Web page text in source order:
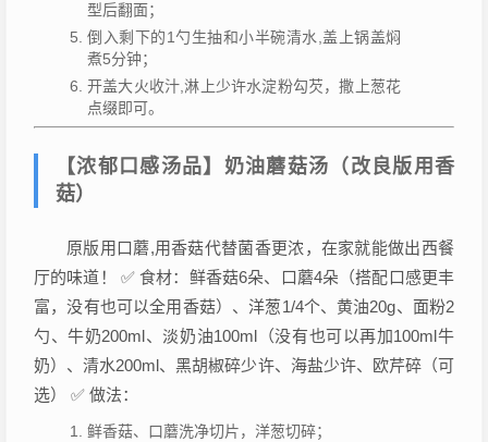
型后翻面；
倒入剩下的1勺生抽和小半碗清水,盖上锅盖焖
煮5分钟；
开盖大火收汁,淋上少许水淀粉勾芡，撒上葱花
点缀即可。
【浓郁口感汤品】奶油蘑菇汤（改良版用香
菇）
原版用口蘑,用香菇代替菌香更浓，在家就能做出西餐
厅的味道！ ✅ 食材：鲜香菇6朵、口蘑4朵（搭配口感更丰
富，没有也可以全用香菇）、洋葱1/4个、黄油20g、面粉2
勺、牛奶200ml、淡奶油100ml（没有也可以再加100ml牛
奶）、清水200ml、黑胡椒碎少许、海盐少许、欧芹碎（可
选） ✅ 做法：
鲜香菇、口蘑洗净切片，洋葱切碎；